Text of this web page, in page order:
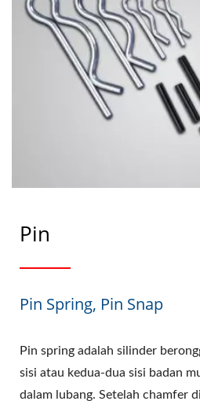
Pin
Pin Spring, Pin Snap
Pin spring adalah silinder
sisi atau kedua-dua sisi badan
dalam lubang. Setelah chamfer